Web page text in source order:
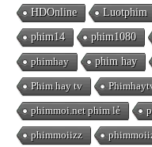
HDOnline Luotphim
phim14 phim1080
phimhay phim hay
Phim hay tv
phimmoi.net phim lẻ
phimmoiizz